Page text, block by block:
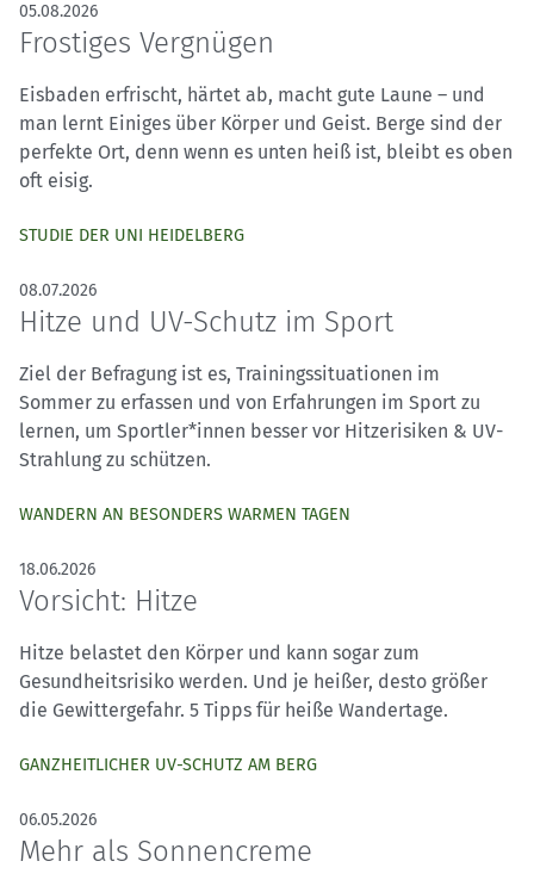
05.08.2026
Frostiges Vergnügen
Eisbaden erfrischt, härtet ab, macht gute Laune – und
man lernt Einiges über Körper und Geist. Berge sind der
perfekte Ort, denn wenn es unten heiß ist, bleibt es oben
oft eisig.
STUDIE DER UNI HEIDELBERG
08.07.2026
Hitze und UV-Schutz im Sport
Ziel der Befragung ist es, Trainingssituationen im
Sommer zu erfassen und von Erfahrungen im Sport zu
lernen, um Sportler*innen besser vor Hitzerisiken & UV-
Strahlung zu schützen.
WANDERN AN BESONDERS WARMEN TAGEN
18.06.2026
Vorsicht: Hitze
Hitze belastet den Körper und kann sogar zum
Gesundheitsrisiko werden. Und je heißer, desto größer
die Gewittergefahr. 5 Tipps für heiße Wandertage.
GANZHEITLICHER UV-SCHUTZ AM BERG
06.05.2026
Mehr als Sonnencreme